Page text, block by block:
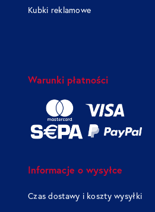
Kubki reklamowe
Warunki płatności
Informacje o wysyłce
Czas dostawy i koszty wysyłki